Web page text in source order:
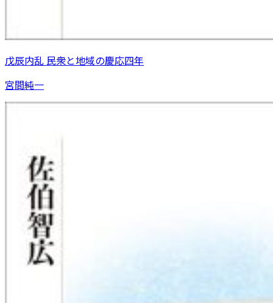
戊辰内乱 民衆と地域の慶応四年
宮間純一